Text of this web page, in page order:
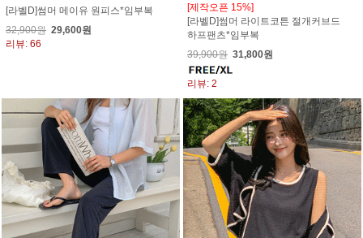
[라벨D]썸머 메이유 원피스*임부복
32,900원 29,600원
리뷰: 66
[제작오픈 15%]
[라벨D]썸머 라이트코튼 절개커브드
하프팬츠*임부복
39,900원 31,800원
리뷰: 2